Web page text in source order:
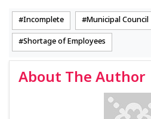
Incomplete Municipal Council
Shortage of Employees
About The Author